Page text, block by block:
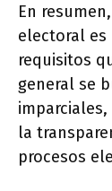
En
electoral es
requisitos
general se
la
procesos